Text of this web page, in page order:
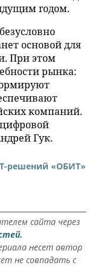
годом.
основой для
При этом
рынка:
компаний.
Гук.
решений «ОБИТ»
сайта через
несет автор
не совпадать с